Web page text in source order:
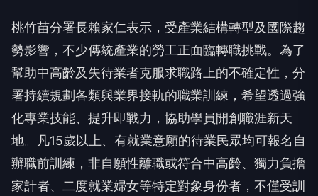
桃竹苗分署長賴家仁表示，受產業結構轉型及國際趨
勢影響，不少傳統產業的勞工正面臨轉職挑戰。為了
幫助中高齡及失待業者克服求職路上的不確定性，分
署持續規劃各類與業界接軌的職業訓練，希望透過強
化專業技能、提升即戰力，協助學員開創職涯新天
地。凡15歲以上、有就業意願的待業民眾均可報名自
辦職前訓練，非自願性離職或符合中高齡、獨力負擔
家計者、二度就業婦女等特定對象身份者，不僅受訓